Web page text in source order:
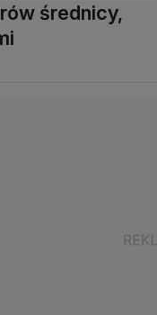
średnicy,